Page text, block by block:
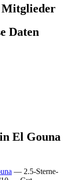
Mitglieder
Daten
El Gouna
— 2.5-Sterne-